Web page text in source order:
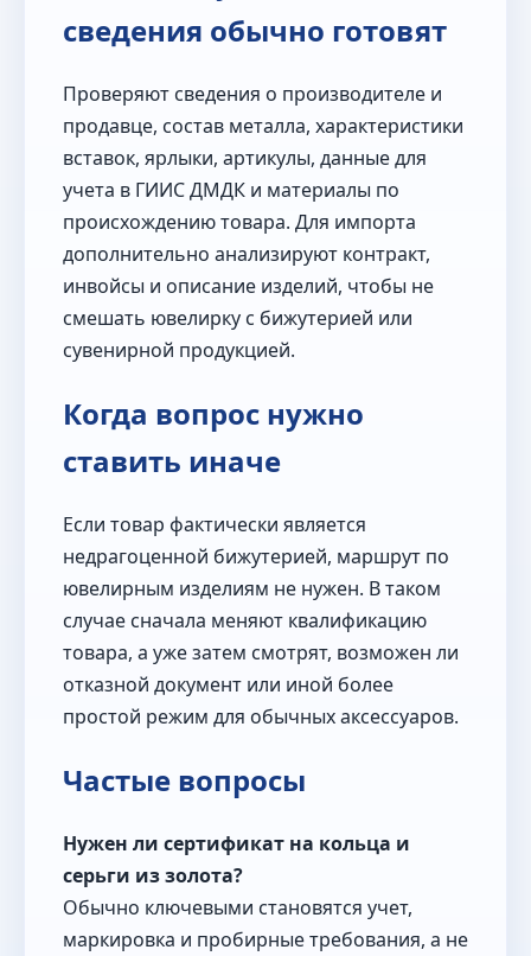
сведения обычно готовят
Проверяют сведения о производителе и
продавце, состав металла, характеристики
вставок, ярлыки, артикулы, данные для
учета в ГИИС ДМДК и материалы по
происхождению товара. Для импорта
дополнительно анализируют контракт,
инвойсы и описание изделий, чтобы не
смешать ювелирку с бижутерией или
сувенирной продукцией.
Когда вопрос нужно
ставить иначе
Если товар фактически является
недрагоценной бижутерией, маршрут по
ювелирным изделиям не нужен. В таком
случае сначала меняют квалификацию
товара, а уже затем смотрят, возможен ли
отказной документ или иной более
простой режим для обычных аксессуаров.
Частые вопросы
Нужен ли сертификат на кольца и
серьги из золота?
Обычно ключевыми становятся учет,
маркировка и пробирные требования, а не